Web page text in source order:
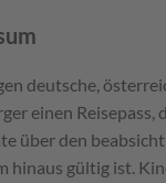
deutsche,
einen Reisepass,
über den
hinaus gültig ist.